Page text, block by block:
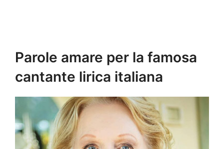
Parole amare per la famosa
cantante lirica italiana